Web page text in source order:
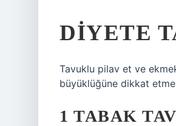
DIYETE
Tavuklu pilav et ve
büyüklüğüne dikkat
1 TABAK